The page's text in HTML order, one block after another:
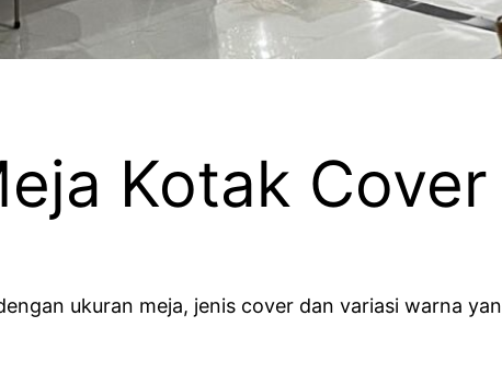
Kotak Cover
ukuran meja, jenis cover dan variasi warna